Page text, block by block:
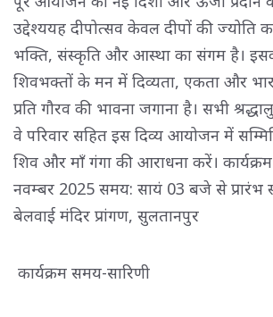
उद्देश्ययह दीपोत्सव केवल दीपों की ज्योति
भक्ति, संस्कृति और आस्था का संगम है।
शिवभक्तों के मन में दिव्यता, एकता और
प्रति गौरव की भावना जगाना है। सभी
वे परिवार सहित इस दिव्य आयोजन में
शिव और माँ गंगा की आराधना करें।
नवम्बर 2025 समय: सायं 03 बजे से प्रारंभ
बेलवाई मंदिर प्रांगण, सुलतानपुर
कार्यक्रम समय-सारिणी